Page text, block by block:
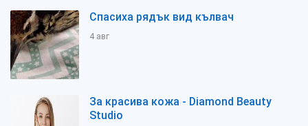
Спасиха рядък вид кълвач
4 авг
За красива кожа - Diamond Beauty
Studio